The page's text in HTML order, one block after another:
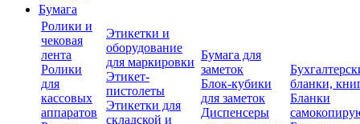
Бумага
Ролики и
чековая
лента
Ролики
для
кассовых
аппаратов
Этикетки и
оборудование
для маркировки
Этикет-
пистолеты
Этикетки для
складской и
Бумага для
заметок
Блок-кубики
для заметок
Диспенсеры
бланки,
Бланки